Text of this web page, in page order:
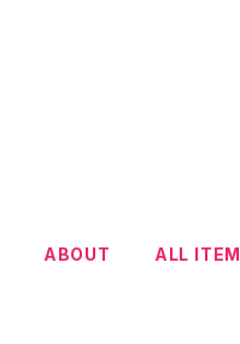
ABOUT ALL ITEM